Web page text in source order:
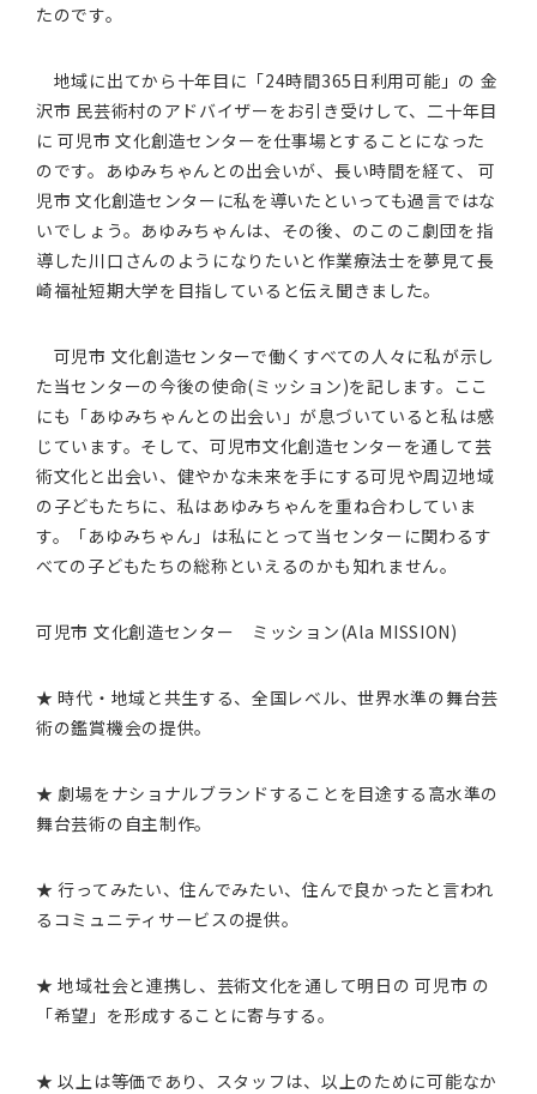
たのです。
地域に出てから十年目に「24時間365日利用可能」の 金
沢市 民芸術村のアドバイザーをお引き受けして、二十年目
に 可児市 文化創造センターを仕事場とすることになった
のです。あゆみちゃんとの出会いが、長い時間を経て、 可
児市 文化創造センターに私を導いたといっても過言ではな
いでしょう。あゆみちゃんは、その後、のこのこ劇団を指
導した川口さんのようになりたいと作業療法士を夢見て長
崎福祉短期大学を目指していると伝え聞きました。
可児市 文化創造センターで働くすべての人々に私が示し
た当センターの今後の使命(ミッション)を記します。ここ
にも「あゆみちゃんとの出会い」が息づいていると私は感
じています。そして、可児市文化創造センターを通して芸
術文化と出会い、健やかな未来を手にする可児や周辺地域
の子どもたちに、私はあゆみちゃんを重ね合わしていま
す。「あゆみちゃん」は私にとって当センターに関わるす
べての子どもたちの総称といえるのかも知れません。
可児市 文化創造センター ミッション(Ala MISSION)
★ 時代・地域と共生する、全国レベル、世界水準の舞台芸
術の鑑賞機会の提供。
★ 劇場をナショナルブランドすることを目途する高水準の
舞台芸術の自主制作。
★ 行ってみたい、住んでみたい、住んで良かったと言われ
るコミュニティサービスの提供。
★ 地域社会と連携し、芸術文化を通して明日の 可児市 の
「希望」を形成することに寄与する。
★ 以上は等価であり、スタッフは、以上のために可能なか